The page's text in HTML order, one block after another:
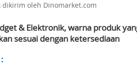
oleh Dinomarket.com
& Elektronik, warna produk
sesuai dengan ketersediaan